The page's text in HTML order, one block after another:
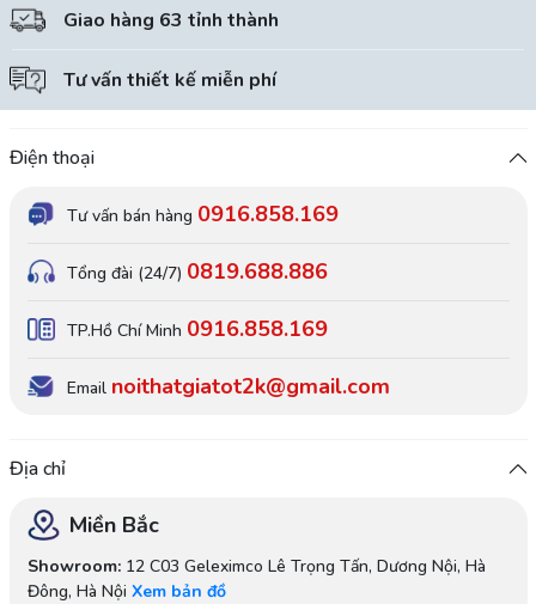
Giao hàng 63 tỉnh thành
Tư vấn thiết kế miễn phí
Điện thoại
Tư vấn bán hàng 0916.858.169
Tổng đài (24/7) 0819.688.886
TP.Hồ Chí Minh 0916.858.169
Email noithatgiatot2k@gmail.com
Địa chỉ
Miền Bắc
Showroom:12 C03 Geleximco Lê Trọng Tấn, Dương Nội, Hà
Đông, Hà Nội Xem bản đồ